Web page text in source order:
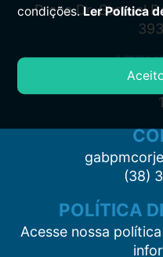
Praça Dr. Samuel
Segunda à Sexta:
(38)
POLÍTICA
Acesse nossa
condições.Ler Política